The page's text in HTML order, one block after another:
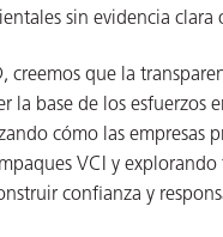
sin evidencia clara
creemos que la
la base de los esfuerzos
cómo las empresas
VCI y
confianza y